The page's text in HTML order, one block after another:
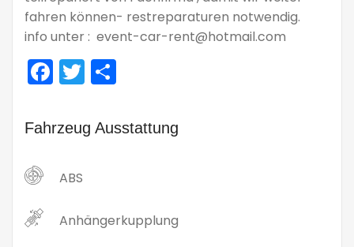
fahren können- restreparaturen notwendig.
info unter : event-car-rent@hotmail.com
Facebook
Twitter
Fahrzeug Ausstattung
ABS
Anhängerkupplung